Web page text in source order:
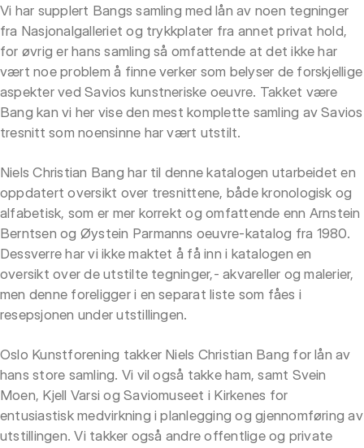
Vi har supplert Bangs samling med lån av noen tegninger
fra Nasjonalgalleriet og trykkplater fra annet privat hold,
for øvrig er hans samling så omfattende at det ikke har
vært noe problem å finne verker som belyser de forskjellige
aspekter ved Savios kunstneriske oeuvre. Takket være
Bang kan vi her vise den mest komplette samling av Savios
tresnitt som noensinne har vært utstilt.
Niels Christian Bang har til denne katalogen utarbeidet en
oppdatert oversikt over tresnittene, både kronologisk og
alfabetisk, som er mer korrekt og omfattende enn Arnstein
Berntsen og Øystein Parmanns oeuvre-katalog fra 1980.
Dessverre har vi ikke maktet å få inn i katalogen en
oversikt over de utstilte tegninger,- akvareller og malerier,
men denne foreligger i en separat liste som fåes i
resepsjonen under utstillingen.
Oslo Kunstforening takker Niels Christian Bang for lån av
hans store samling. Vi vil også takke ham, samt Svein
Moen, Kjell Varsi og Saviomuseet i Kirkenes for
entusiastisk medvirkning i planlegging og gjennomføring av
utstillingen. Vi takker også andre offentlige og private